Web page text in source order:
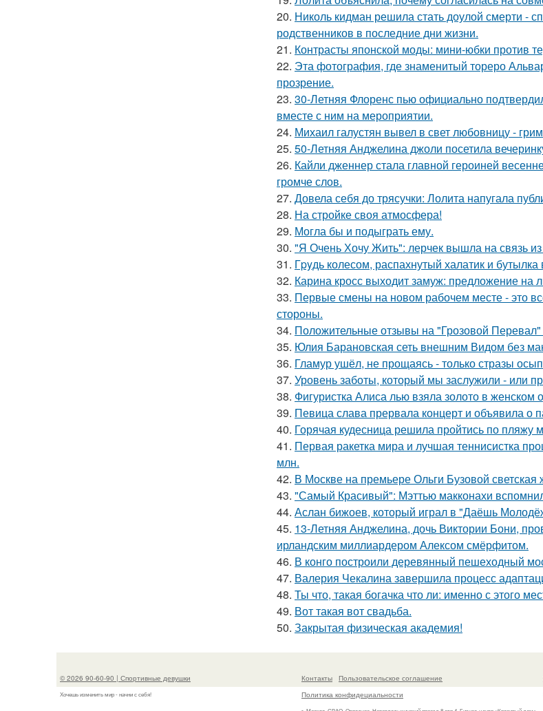
20. Николь кидман решила стать доулой смерти -
родственников в последние дни жизни.
21. Контрасты японской моды: мини-юбки против
22. Эта фотография, где знаменитый тореро
прозрение.
23. 30-Летняя Флоренс пью официально
вместе с ним на мероприятии.
24. Михаил галустян вывел в свет любовницу -
25. 50-Летняя Анджелина джоли посетила
26. Кайли дженнер стала главной героиней
громче слов.
27. Довела себя до трясучки: Лолита напугала
28. На стройке своя атмосфера!
29. Могла бы и подыграть ему.
30. "Я Очень Хочу Жить": лерчек вышла на связь
31. Гpyдь колесом, распахнутый халатик и бутылка
32. Карина кросс выходит замуж: предложение на
33. Первые смены на новом рабочем месте - это
стороны.
34. Положительные отзывы на "Грозовой Перевал"
35. Юлия Барановская сеть внешним Видом без
36. Гламур ушёл, не прощаясь - только стразы
37. Уровень заботы, который мы заслужили - или
38. Фигуристка Алиса лью взяла золото в женском
39. Певица слава прервала концерт и объявила о
40. Горячая кудесница решила пройтись по пляжу
41. Первая ракетка мира и лучшая теннисистка
млн.
42. В Москве на премьере Ольги Бузовой светская
43. "Самый Красивый": Мэттью макконахи
44. Аслан бижоев, который играл в "Даёшь
45. 13-Летняя Анджелина, дочь Виктории Бони,
ирландским миллиардером Алексом смёрфитом.
46. В конго построили деревянный пешеходный
47. Валерия Чекалина завершила процесс
48. Ты что, такая богачка что ли: именно с этого
49. Вот такая вот свадьба.
50. Закрытая физическая академия!
© 2026 90-60-90 | Спортивные девушки
Хочешь изменить мир - начни с себя!
Контакты
Пользовательское соглашение
Политика конфидециальности